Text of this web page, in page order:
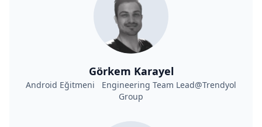
Görkem Karayel
Android Eğitmeni Engineering Team Lead@Trendyol
Group